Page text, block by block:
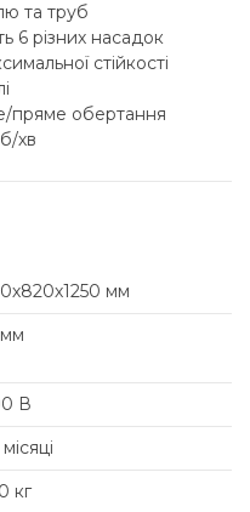
та труб
6 різних насадок
стійкості
пряме обертання
хв
мм
В
кг